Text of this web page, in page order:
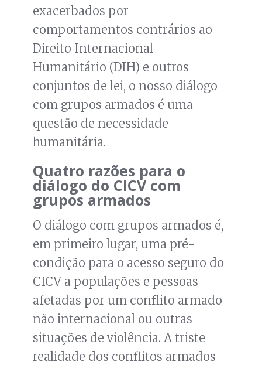
exacerbados por
comportamentos contrários ao
Direito Internacional
Humanitário (DIH) e outros
conjuntos de lei, o nosso diálogo
com grupos armados é uma
questão de necessidade
humanitária.
Quatro razões para o
diálogo do CICV com
grupos armados
O diálogo com grupos armados é,
em primeiro lugar, uma pré-
condição para o acesso seguro do
CICV a populações e pessoas
afetadas por um conflito armado
não internacional ou outras
situações de violência. A triste
realidade dos conflitos armados